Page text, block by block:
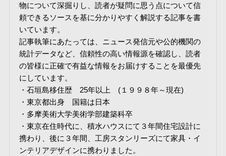
物について深掘りし、読者が疑問に思う点について信
頼できるソースを基に分かりやすく解説する記事を書
いています。
記事執筆にあたっては、ニュース発信元や公的機関の
統計データなど、信頼性の高い情報源を確認し、読者
の皆様に正確で有益な情報をお届けすることを最優先
にしています。
・石垣島移住歴 25年以上 (１９９８年～現在)
・東京都出身 国籍は日本
・多摩美術大学美術学部建築科卒
・東京在住時代に、積水ハウスにて３年間住宅設計に
携わり、後に３年間、工房スタンリーズにて家具・イ
ンテリアデザインに携わりました。